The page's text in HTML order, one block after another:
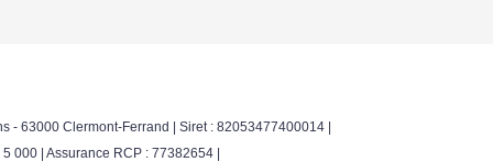
- 63000 Clermont-Ferrand | Siret : 82053477400014 |
000 | Assurance RCP : 77382654 |